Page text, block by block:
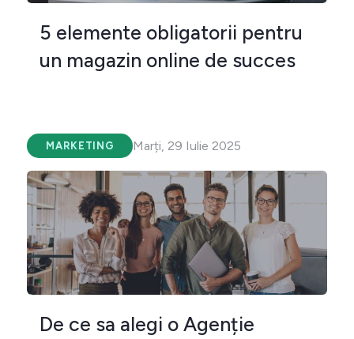
5 elemente obligatorii pentru
un magazin online de succes
MARKETING Marți, 29 Iulie 2025
De ce sa alegi o Agenție